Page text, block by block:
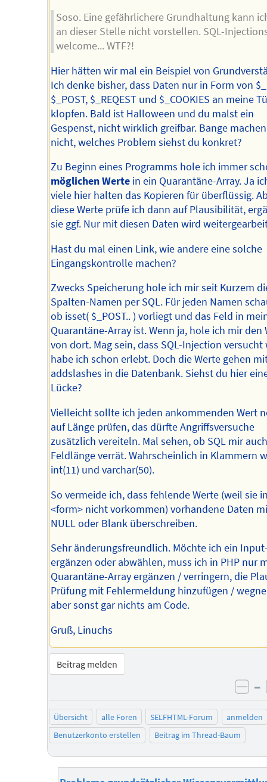
Soso. Eine gefährlichere Grundhaltung kann
an dieser Stelle nicht vorstellen. SQL-
welcome... WTF?!
Hier hätten wir mal ein Beispiel von
Ich denke bisher, dass Daten nur in Form von
$_POST, $_REQEST und $_COOKIES an meine
klopfen. Bald ist Halloween und du malst ein
Gespenst, nicht wirklich greifbar. Bange
nicht, welches Problem siehst du konkret?
Zu Beginn eines Programms hole ich immer
möglichen Wertein ein Quarantäne-Array. Ja
viele hier halten das Kopieren für überflüssig.
diese Werte prüfe ich dann auf Plausibilität,
sie ggf. Nur mit diesen Daten wird
Hast du mal einen Link, wie andere eine solche
Eingangskontrolle machen?
Zwecks Speicherung hole ich mir seit Kurzem
Spalten-Namen per SQL. Für jeden Namen
ob isset( $_POST.. ) vorliegt und das Feld in
Quarantäne-Array ist. Wenn ja, hole ich mir den
von dort. Mag sein, dass SQL-Injection versucht
habe ich schon erlebt. Doch die Werte gehen
addslashes in die Datenbank. Siehst du hier
Lücke?
Vielleicht sollte ich jeden ankommenden Wert
auf Länge prüfen, das dürfte Angriffsversuche
zusätzlich vereiteln. Mal sehen, ob SQL mir
Feldlänge verrät. Wahrscheinlich in Klammern
int(11) und varchar(50).
So vermeide ich, dass fehlende Werte (weil sie
<form> nicht vorkommen) vorhandene Daten
NULL oder Blank überschreiben.
Sehr änderungsfreundlich. Möchte ich ein
ergänzen oder abwählen, muss ich in PHP nur
Quarantäne-Array ergänzen / verringern, die
Prüfung mit Fehlermeldung hinzufügen /
aber sonst gar nichts am Code.
Gruß, Linuchs
Beitrag melden
–
Übersicht alle Foren SELFHTML-Forum
anmelden
Benutzerkonto erstellen
Beitrag im Thread-Baum